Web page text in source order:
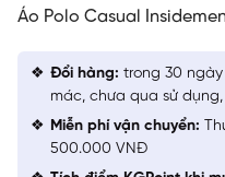
Áo Polo Casual
Đổi hàng: trong 30
mác, chưa qua sử
Miễn phí vận chuyển:
500.000 VNĐ